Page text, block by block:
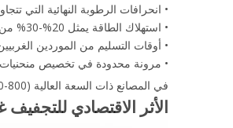
• انحرافات الرطوبة النهائية التي تتجاوز
• استهلاك الطاقة يمثل 20%-30% من إجمالي تكاليف تشغيل خط البثق
• أوقات التسليم من الموردين الغربيين
• مرونة محدودة في تخصيص
في المصانع ذات السعة العالية (800-2000 كجم/ساعة)، حتى حالات عدم تناسق التجفيف الطفيفة يمكن أن تؤثر على كفاءة التعبئة والتغليف وتجانس المنتج.
الأثر الاقتصادي للتجفيف